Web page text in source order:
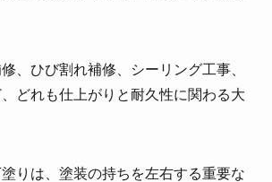
、ひび割れ補修、シーリング工事、
どれも仕上がりと耐久性に関わる大
りは、塗装の持ちを左右する重要な